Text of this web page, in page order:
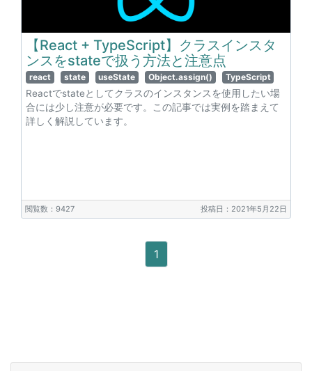
【React + TypeScript】クラスインスタ
ンスをstateで扱う方法と注意点
react state useState Object.assign() TypeScript
Reactでstateとしてクラスのインスタンスを使用したい場
合には少し注意が必要です。この記事では実例を踏まえて
詳しく解説しています。
閲覧数：9427 投稿日：2021年5月22日
1